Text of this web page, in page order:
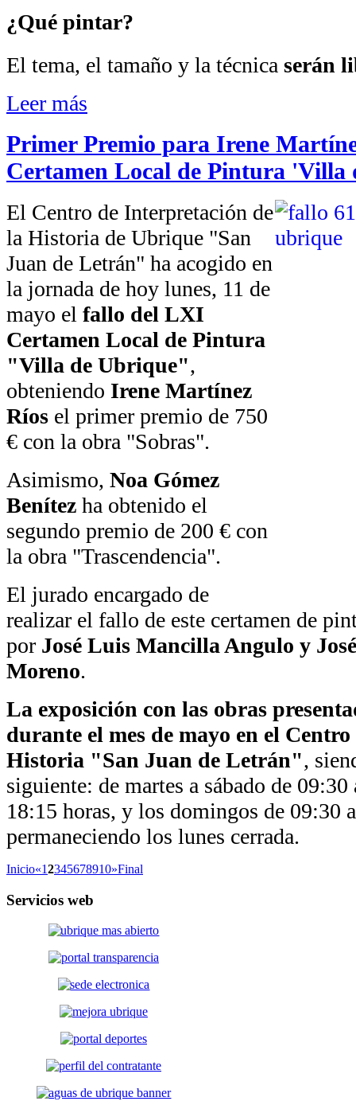
¿Qué pintar?
El tema, el tamaño y la técnica serán
Leer más
Primer Premio para Irene
Certamen Local de Pintura 'Villa
El Centro de Interpretación de
la Historia de Ubrique "San
Juan de Letrán" ha acogido en
la jornada de hoy lunes, 11 de
mayo el fallo del LXI
Certamen Local de Pintura
"Villa de Ubrique",
obteniendo Irene Martínez
Ríos el primer premio de 750
€ con la obra "Sobras".
Asimismo, Noa Gómez
Benítez ha obtenido el
segundo premio de 200 € con
la obra "Trascendencia".
El jurado encargado de
realizar el fallo de este certamen de
por José Luis Mancilla Angulo y
Moreno.
La exposición con las obras
durante el mes de mayo en el
Historia "San Juan de Letrán",
siguiente: de martes a sábado de
18:15 horas, y los domingos de 09:30
permaneciendo los lunes cerrada.
Inicio«12345678910»Final
Servicios web